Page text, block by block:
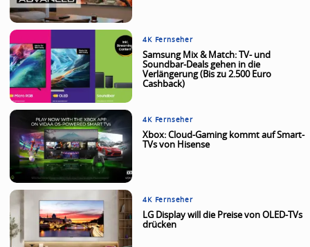
4K Fernseher
Samsung Mix & Match: TV- und
Soundbar-Deals gehen in die
Verlängerung (Bis zu 2.500 Euro
Cashback)
4K Fernseher
Xbox: Cloud-Gaming kommt auf Smart-
TVs von Hisense
4K Fernseher
LG Display will die Preise von OLED-TVs
drücken